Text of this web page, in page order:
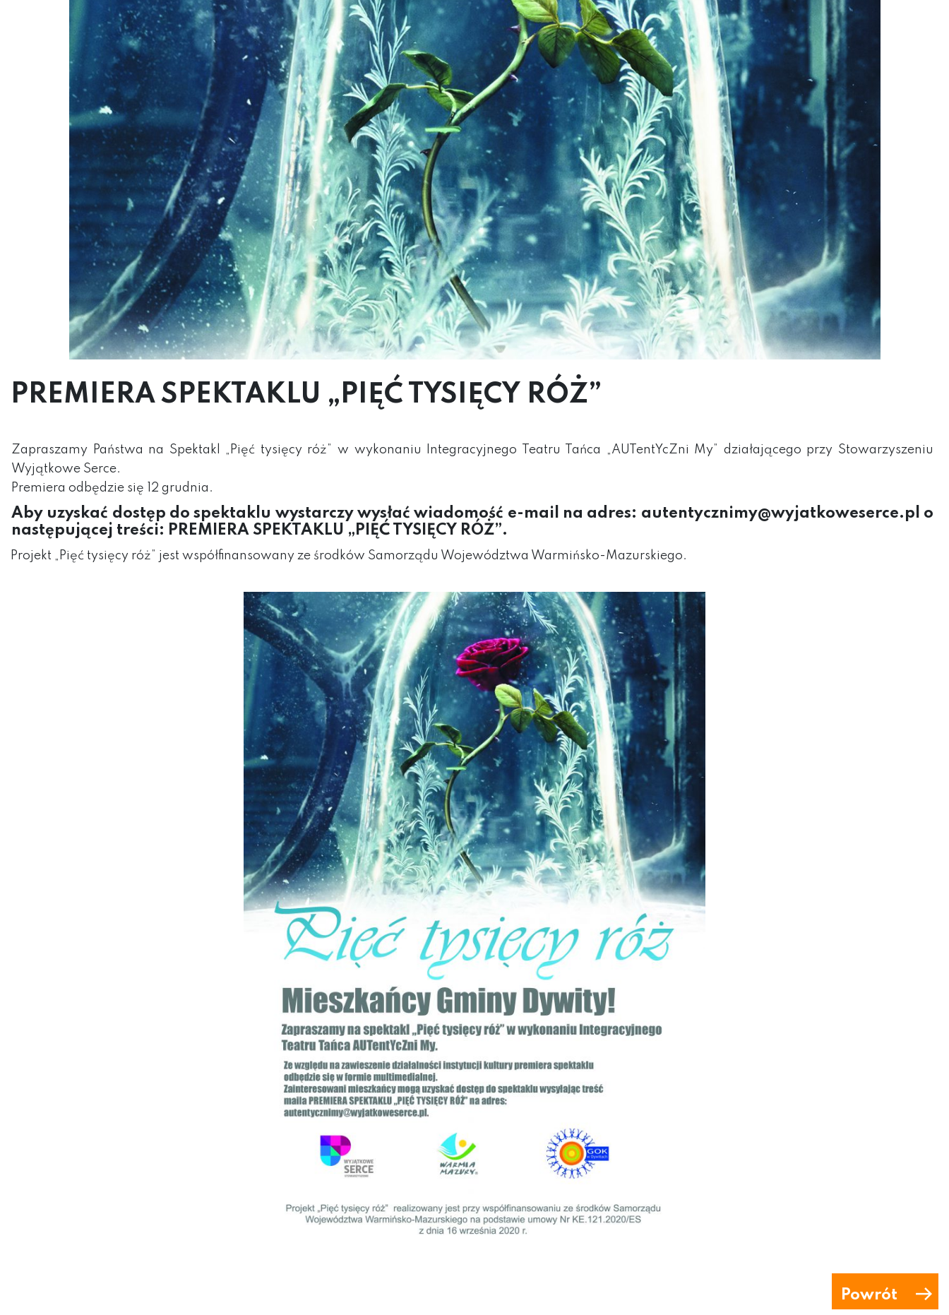
PREMIERA SPEKTAKLU „PIĘĆ TYSIĘCY RÓŻ”
Zapraszamy Państwa na Spektakl „Pięć tysięcy róż” w wykonaniu Integracyjnego Teatru Tańca „AUTentYcZni My” działającego przy Stowarzyszeniu
Wyjątkowe Serce.
Premiera odbędzie się 12 grudnia.
Aby uzyskać dostęp do spektaklu wystarczy wysłać wiadomość e-mail na adres: autentycznimy@wyjatkoweserce.pl o
następującej treści: PREMIERA SPEKTAKLU „PIĘĆ TYSIĘCY RÓŻ”.
Projekt „Pięć tysięcy róż” jest współfinansowany ze środków Samorządu Województwa Warmińsko-Mazurskiego.
Powrót